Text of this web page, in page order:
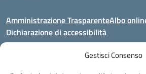
Gestisci Consenso
Amministrazione TrasparenteAlbo
Dichiarazione di accessibilità